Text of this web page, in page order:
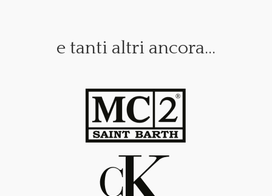
e tanti altri ancora...